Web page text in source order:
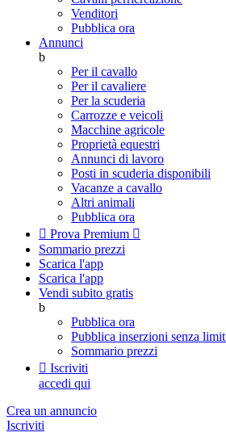
Venditori
Pubblica ora
Annunci
b
Per il cavallo
Per il cavaliere
Per la scuderia
Carrozze e veicoli
Macchine agricole
Proprietà equestri
Annunci di lavoro
Posti in scuderia disponibili
Vacanze a cavallo
Altri animali
Pubblica ora
 Prova Premium 
Sommario prezzi
Scarica l'app
Scarica l'app
Vendi subito gratis
b
Pubblica ora
Pubblica inserzioni senza limit
Sommario prezzi
 Iscriviti
accedi qui
Crea un annuncio
Iscriviti